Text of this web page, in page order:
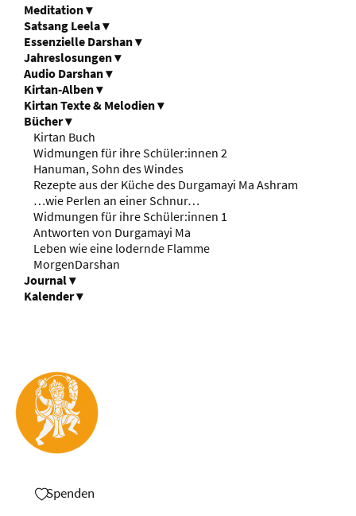
Meditation▾
Satsang Leela▾
Essenzielle Darshan▾
Jahreslosungen▾
Audio Darshan▾
Kirtan-Alben▾
Kirtan Texte & Melodien▾
Bücher▾
Kirtan Buch
Widmungen für ihre Schüler:innen 2
Hanuman, Sohn des Windes
Rezepte aus der Küche des Durgamayi Ma Ashram
…wie Perlen an einer Schnur…
Widmungen für ihre Schüler:innen 1
Antworten von Durgamayi Ma
Leben wie eine lodernde Flamme
MorgenDarshan
Journal▾
Kalender▾
Spenden